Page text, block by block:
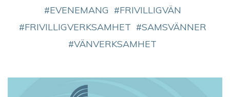
EVENEMANG
FRIVILLIGVÄN
FRIVILLIGVERKSAMHET
SAMSVÄNNER
VÄNVERKSAMHET